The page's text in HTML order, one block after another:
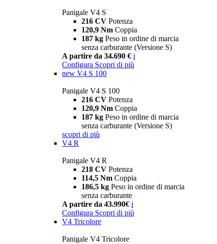
Panigale V4 S
216 CV Potenza
120,9 Nm Coppia
187 kg Peso in ordine di marcia
senza carburante (Versione S)
A partire da 34.690 € i
Configura Scopri di più
new V4 S 100
Panigale V4 S 100
216 CV Potenza
120,9 Nm Coppia
187 kg Peso in ordine di marcia
senza carburante (Versione S)
scopri di più
V4 R
Panigale V4 R
218 CV Potenza
114,5 Nm Coppia
186,5 kg Peso in ordine di marcia
senza carburante
A partire da 43.990€ i
Configura Scopri di più
V4 Tricolore
Panigale V4 Tricolore